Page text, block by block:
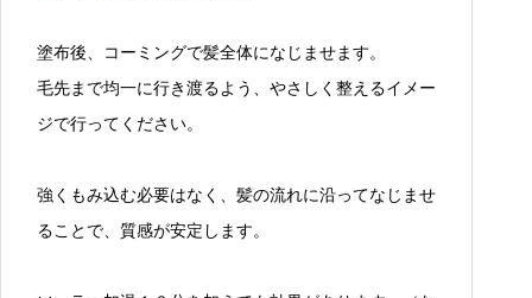
塗布後、コーミングで髪全体になじませます。
毛先まで均一に行き渡るよう、やさしく整えるイメー
ジで行ってください。
強くもみ込む必要はなく、髪の流れに沿ってなじませ
ることで、質感が安定します。